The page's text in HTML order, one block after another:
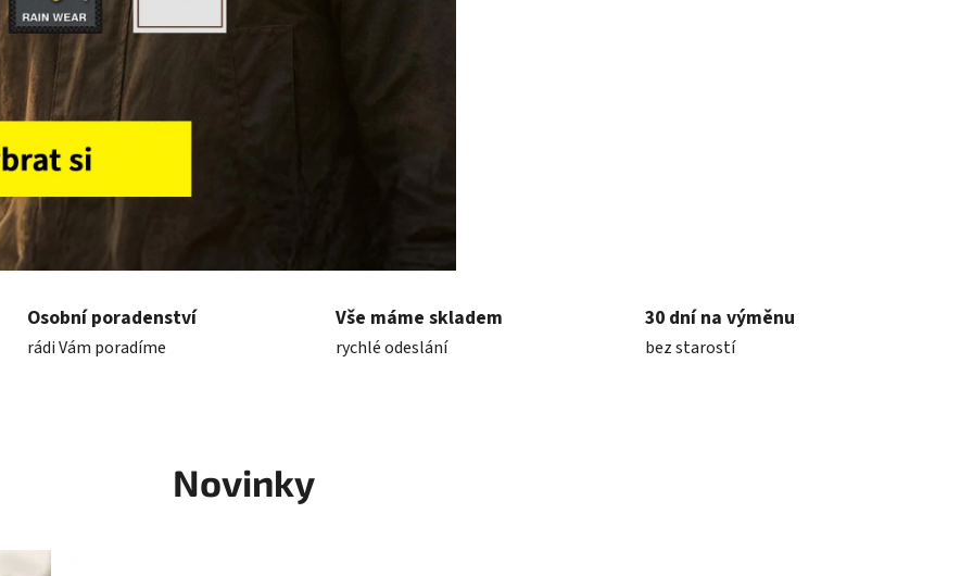
Osobní poradenství
rádi Vám poradíme
Vše máme skladem
rychlé odeslání
30 dní na výměnu
bez starostí
Novinky